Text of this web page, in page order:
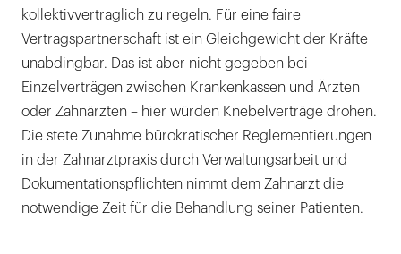
kollektivvertraglich zu regeln. Für eine faire
Vertragspartnerschaft ist ein Gleichgewicht der Kräfte
unabdingbar. Das ist aber nicht gegeben bei
Einzelverträgen zwischen Krankenkassen und Ärzten
oder Zahnärzten – hier würden Knebelverträge drohen.
Die stete Zunahme bürokratischer Reglementierungen
in der Zahnarztpraxis durch Verwaltungsarbeit und
Dokumentationspflichten nimmt dem Zahnarzt die
notwendige Zeit für die Behandlung seiner Patienten.